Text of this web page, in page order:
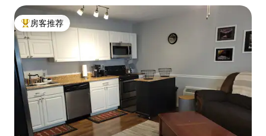
热门「房客推荐」
房客推荐